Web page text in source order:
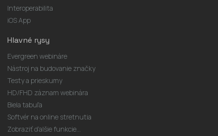
Interoperabilita
iOS App
Hlavné rysy
Evergreen webináre
Nástroj na budovanie značky
Testy a prieskumy
HD/FHD záznam webinára
Biela tabuľa
Softvér na online stretnutia
Zobraziť ďalšie funkcie...